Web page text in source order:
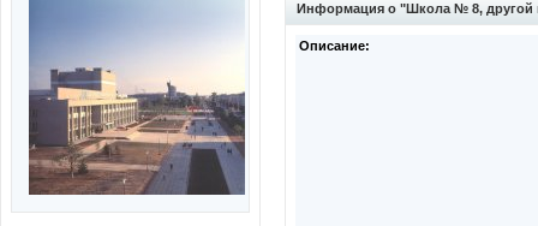
Информация о "Школа № 8, другой
Описание: